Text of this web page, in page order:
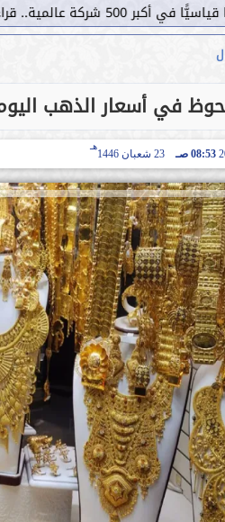
الذهب اليوم السبت 22 فبراير 2025 بسبب
08:53 صـ 23 شعبان 1446
هـ